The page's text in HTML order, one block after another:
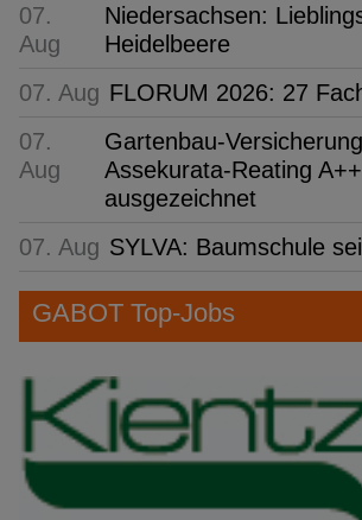
07.
Aug
Niedersachsen:
Heidelbeere
07. Aug FLORUM 2026: 27
07.
Aug
Gartenbau-
Assekurata-Reating A++
ausgezeichnet
07. Aug SYLVA: Baumschule
GABOT Top-Jobs